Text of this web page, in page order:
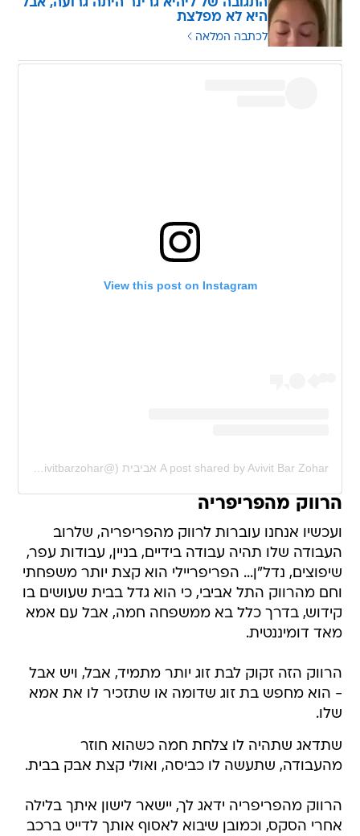
התגובה של ליהיא גרינר היתה גרועה, אבל
היא לא מפלצת
לכתבה המלאה
View this post on Instagram
A post shared by Avivit Bar Zohar אביבית (@avivitbarzohar)
הרווק מהפריפריה
ועכשיו אנחנו עוברות לרווק מהפריפריה, שלרוב
העבודה שלו תהיה עבודה בידיים, בניין, עבודות עפר,
שיפוצים, נדל"ן... הפריפריילי הוא קצת יותר משפחתי
וחם מהרווק התל אביבי, כי הוא גדל בבית שעושים בו
קידוש, בדרך כלל בא ממשפחה חמה, אבל עם אמא
מאד דומיננטית.
הרווק הזה זקוק לבת זוג יותר מתמיד, אבל, ויש אבל
- הוא מחפש בת זוג שדומה או שתזכיר לו את אמא
שלו.
שתדאג שתהיה לו צלחת חמה כשהוא חוזר
מהעבודה, שתעשה לו כביסה, ואולי קצת אבק בבית.
הרווק מהפריפריה ידאג לך, יישאר לישון איתך בלילה
אחרי הסקס, וכמובן שיבוא לאסוף אותך לדייט ברכב